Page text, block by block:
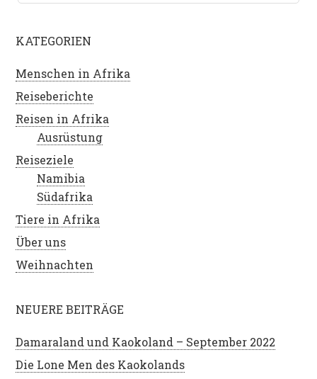
KATEGORIEN
Menschen in Afrika
Reiseberichte
Reisen in Afrika
Ausrüstung
Reiseziele
Namibia
Südafrika
Tiere in Afrika
Über uns
Weihnachten
NEUERE BEITRÄGE
Damaraland und Kaokoland – September 2022
Die Lone Men des Kaokolands